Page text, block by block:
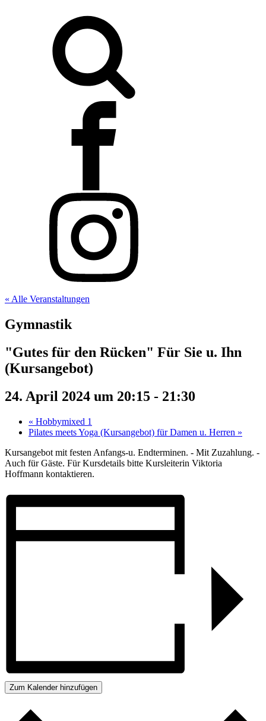
« Alle Veranstaltungen
Gymnastik
"Gutes für den Rücken" Für Sie u. Ihn
(Kursangebot)
24. April 2024 um 20:15 - 21:30
« Hobbymixed 1
Pilates meets Yoga (Kursangebot) für Damen u. Herren »
Kursangebot mit festen Anfangs-u. Endterminen. - Mit Zuzahlung. -
Auch für Gäste. Für Kursdetails bitte Kursleiterin Viktoria
Hoffmann kontaktieren.
Zum Kalender hinzufügen